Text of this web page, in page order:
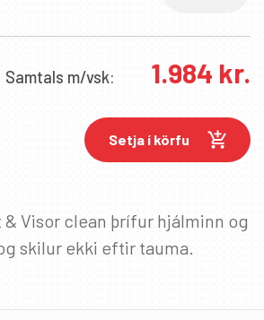
Samtals m/vsk: 1.984 kr.
Setja í körfu
& Visor clean þrífur hjálminn og
skilur ekki eftir tauma.
af nýjum vörum, viðburðum